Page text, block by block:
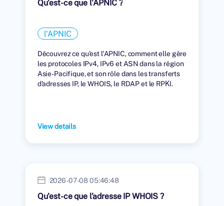
Qu'est-ce que l'APNIC ?
l'APNIC
Découvrez ce qu'est l'APNIC, comment elle gère
les protocoles IPv4, IPv6 et ASN dans la région
Asie-Pacifique, et son rôle dans les transferts
d'adresses IP, le WHOIS, le RDAP et le RPKI.
View details
2026-07-08 05:46:48
Qu'est-ce que l'adresse IP WHOIS ?